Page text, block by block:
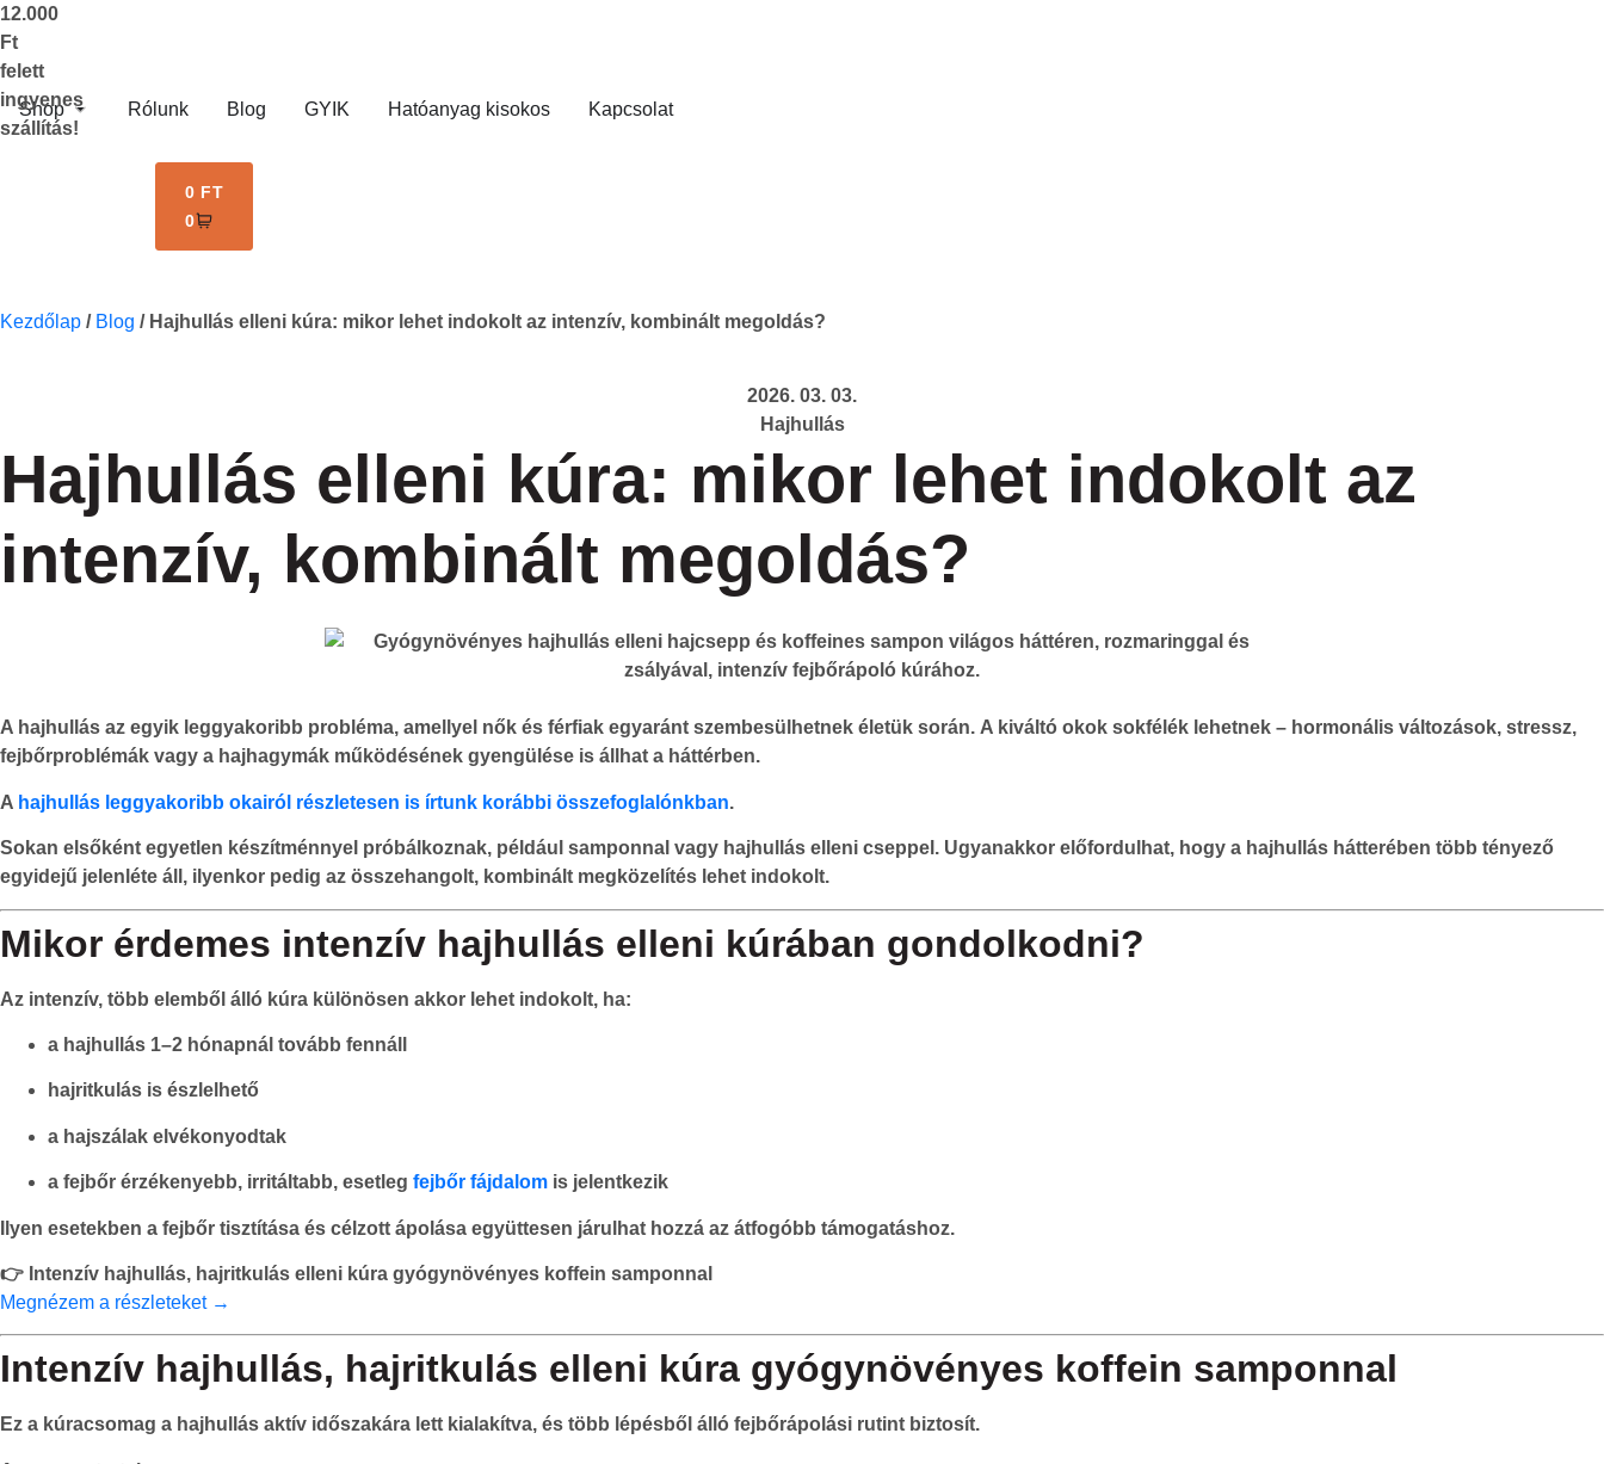
12.000
Ft
felett
ingyenes
szállítás!
Shop Rólunk Blog GYIK Hatóanyag kisokos Kapcsolat
0 FT
0
Kezdőlap / Blog / Hajhullás elleni kúra: mikor lehet indokolt az intenzív, kombinált megoldás?
2026. 03. 03.
Hajhullás
Hajhullás elleni kúra: mikor lehet indokolt az
intenzív, kombinált megoldás?
A hajhullás az egyik leggyakoribb probléma, amellyel nők és férfiak egyaránt szembesülhetnek életük során. A kiváltó okok sokfélék lehetnek – hormonális változások, stressz,
fejbőrproblémák vagy a hajhagymák működésének gyengülése is állhat a háttérben.
A hajhullás leggyakoribb okairól részletesen is írtunk korábbi összefoglalónkban.
Sokan elsőként egyetlen készítménnyel próbálkoznak, például samponnal vagy hajhullás elleni cseppel. Ugyanakkor előfordulhat, hogy a hajhullás hátterében több tényező
egyidejű jelenléte áll, ilyenkor pedig az összehangolt, kombinált megközelítés lehet indokolt.
Mikor érdemes intenzív hajhullás elleni kúrában gondolkodni?
Az intenzív, több elemből álló kúra különösen akkor lehet indokolt, ha:
a hajhullás 1–2 hónapnál tovább fennáll
hajritkulás is észlelhető
a hajszálak elvékonyodtak
a fejbőr érzékenyebb, irritáltabb, esetleg fejbőr fájdalom is jelentkezik
Ilyen esetekben a fejbőr tisztítása és célzott ápolása együttesen járulhat hozzá az átfogóbb támogatáshoz.
👉 Intenzív hajhullás, hajritkulás elleni kúra gyógynövényes koffein samponnal
Megnézem a részleteket →
Intenzív hajhullás, hajritkulás elleni kúra gyógynövényes koffein samponnal
Ez a kúracsomag a hajhullás aktív időszakára lett kialakítva, és több lépésből álló fejbőrápolási rutint biztosít.